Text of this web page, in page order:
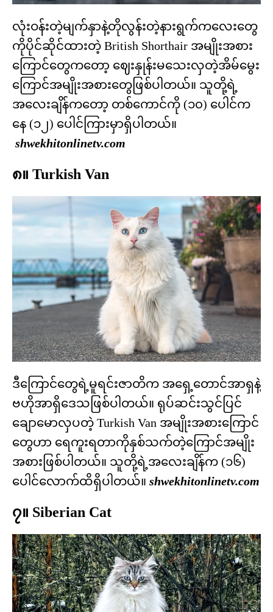
လုံးဝန်းတဲ့မျက်နှာနဲ့တိုလွန်းတဲ့နားရွက်ကလေးတွေ
ကိုပိုင်ဆိုင်ထားတဲ့ British Shorthair အမျိုးအစား
ကြောင်တွေကတော့ ဈေးနှုန်းမသေးလှတဲ့အိမ်မွေး
ကြောင်အမျိုးအစားတွေဖြစ်ပါတယ်။ သူတို့ရဲ့
အလေးချိန်ကတော့ တစ်ကောင်ကို (၁၀) ပေါင်က
နေ (၁၂) ပေါင်ကြားမှာရှိပါတယ်။
shwekhitonlinetv.com
၈။ Turkish Van
ဒီကြောင်တွေရဲ့မူရင်းဇာတိက အရှေ့တောင်အာရှနဲ့
ဗဟိုအာရှိဒေသဖြစ်ပါတယ်။ ရုပ်ဆင်းသွင်ပြင်
ချောမောလှပတဲ့ Turkish Van အမျိုးအစားကြောင်
တွေဟာ ရေကူးရတာကိုနှစ်သက်တဲ့ကြောင်အမျိုး
အစားဖြစ်ပါတယ်။ သူတို့ရဲ့အလေးချိန်က (၁၆)
ပေါင်လောက်ထိရှိပါတယ်။ shwekhitonlinetv.com
၇။ Siberian Cat